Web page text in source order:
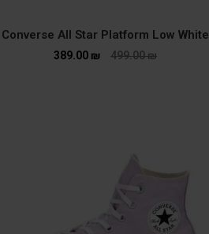
Converse All Star Platform Low White
499.00₪
389.00 ₪